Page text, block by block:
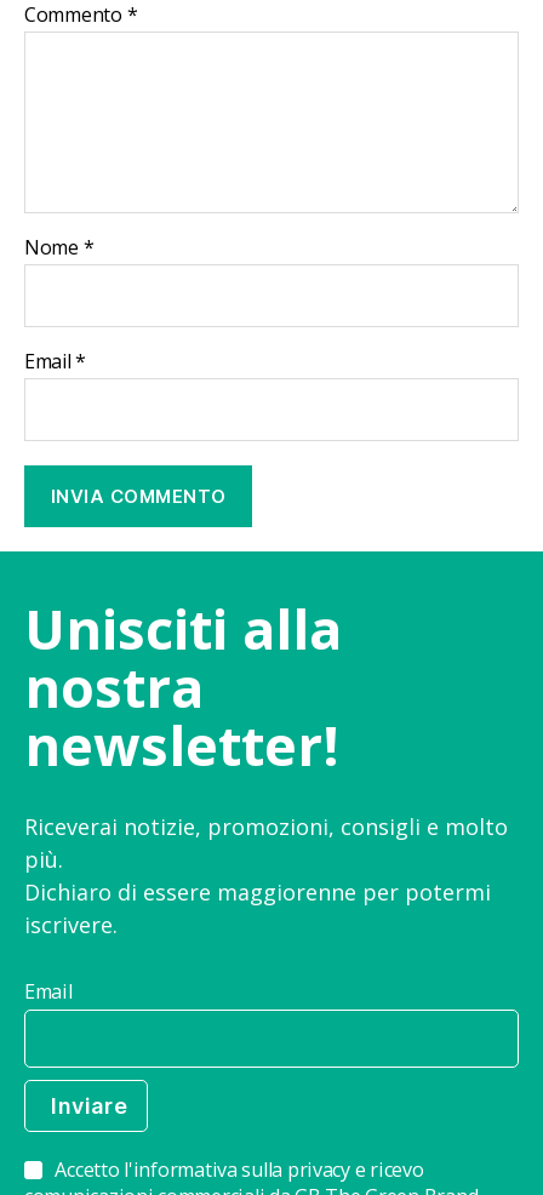
Commento *
Nome *
Email*
Unisciti alla
nostra
newsletter!
Riceverai notizie, promozioni, consigli e molto
più.
Dichiaro di essere maggiorenne per potermi
iscrivere.
Email
Accetto l'informativa sulla privacy e ricevo